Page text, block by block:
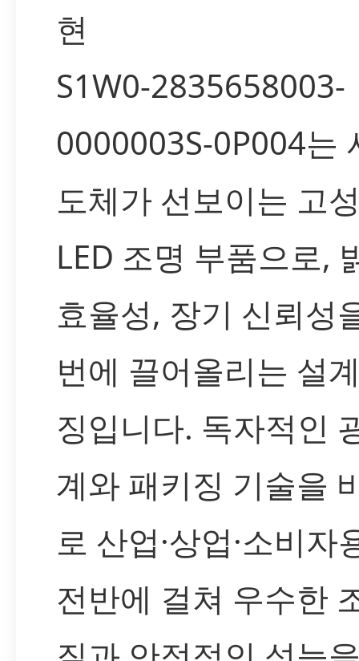
현
S1W0-2835658003-
0000003S-0P004는
도체가 선보이는 고
LED 조명 부품으로,
효율성, 장기 신뢰성
번에 끌어올리는 설
징입니다. 독자적인
계와 패키징 기술을
로 산업·상업·소비자
전반에 걸쳐 우수한